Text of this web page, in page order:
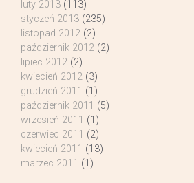
luty 2013 (113)
styczeń 2013 (235)
listopad 2012 (2)
październik 2012 (2)
lipiec 2012 (2)
kwiecień 2012 (3)
grudzień 2011 (1)
październik 2011 (5)
wrzesień 2011 (1)
czerwiec 2011 (2)
kwiecień 2011 (13)
marzec 2011 (1)